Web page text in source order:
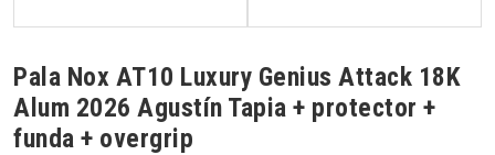
Pala Nox AT10 Luxury Genius Attack 18K
Alum 2026 Agustín Tapia + protector +
funda + overgrip